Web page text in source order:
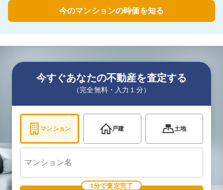
今のマンションの時価を知る
今すぐあなたの不動産を査定する
（完全無料・入力１分）
マンション 戸建 土地
1分で査定完了